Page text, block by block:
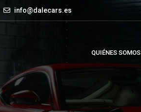
info@dalecars.es
QUIÉNES SOMOS